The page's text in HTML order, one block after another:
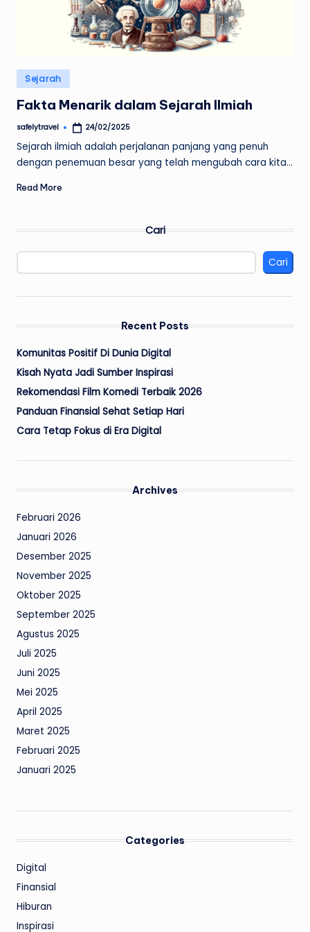
Posted
in
Sejarah
Fakta Menarik dalam Sejarah Ilmiah
Posted
safelytravel 24/02/2025
Sejarah ilmiah adalah perjalanan panjang yang penuh
dengan penemuan besar yang telah mengubah cara kita…
Read More
Cari
Cari
Recent Posts
Komunitas Positif Di Dunia Digital
Kisah Nyata Jadi Sumber Inspirasi
Rekomendasi Film Komedi Terbaik 2026
Panduan Finansial Sehat Setiap Hari
Cara Tetap Fokus di Era Digital
Archives
Februari 2026
Januari 2026
Desember 2025
November 2025
Oktober 2025
September 2025
Agustus 2025
Juli 2025
Juni 2025
Mei 2025
April 2025
Maret 2025
Februari 2025
Januari 2025
Categories
Digital
Finansial
Hiburan
Inspirasi